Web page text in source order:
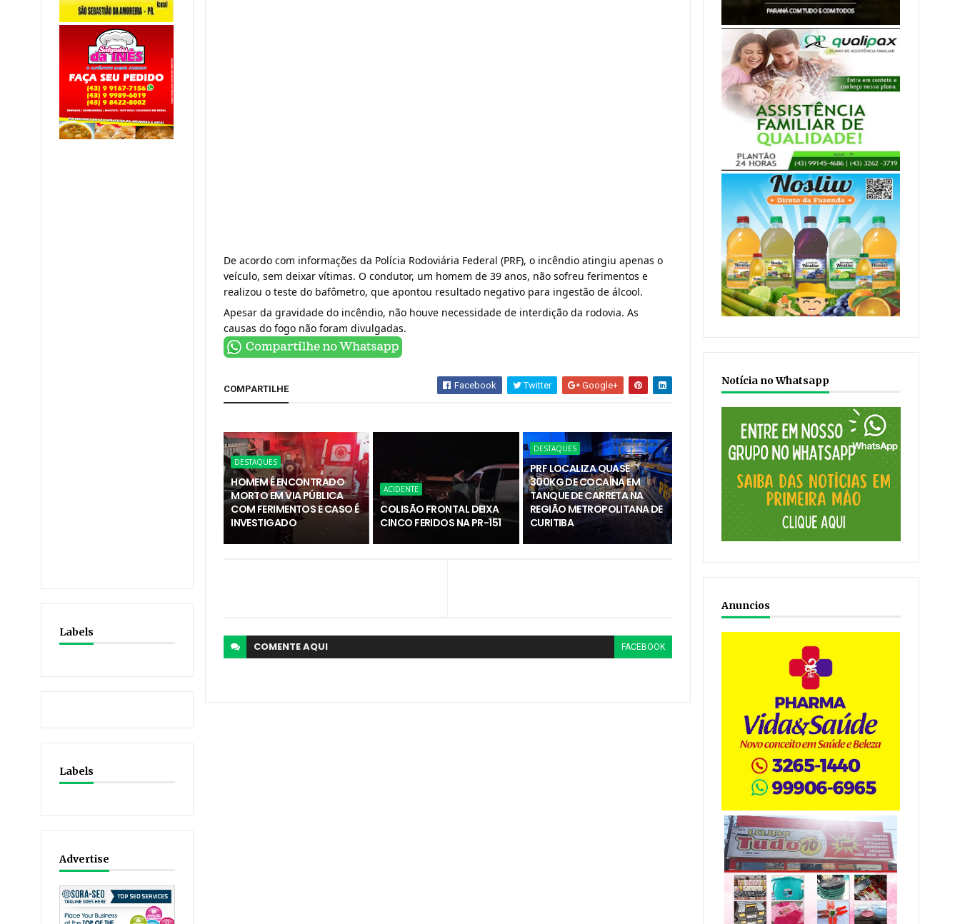
Labels
Labels
Advertise
De acordo com informações da Polícia Rodoviária Federal (PRF), o incêndio atingiu apenas o
veículo, sem deixar vítimas. O condutor, um homem de 39 anos, não sofreu ferimentos e
realizou o teste do bafômetro, que apontou resultado negativo para ingestão de álcool.
Apesar da gravidade do incêndio, não houve necessidade de interdição da rodovia. As
causas do fogo não foram divulgadas.
COMPARTILHE Facebook Twitter Google+
DESTAQUES
HOMEM É ENCONTRADO
MORTO EM VIA PÚBLICA
COM FERIMENTOS E CASO É
INVESTIGADO
ACIDENTE
COLISÃO FRONTAL DEIXA
CINCO FERIDOS NA PR-151
DESTAQUES
PRF LOCALIZA QUASE
300KG DE COCAÍNA EM
TANQUE DE CARRETA NA
REGIÃO METROPOLITANA DE
CURITIBA
COMENTEAQUI FACEBOOK
Notícia no Whatsapp
Anuncios